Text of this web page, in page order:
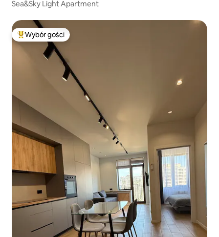
Sea&Sky Light Apartment
Najpopularniejsze z kategorii Wybór gości
Wybór gości